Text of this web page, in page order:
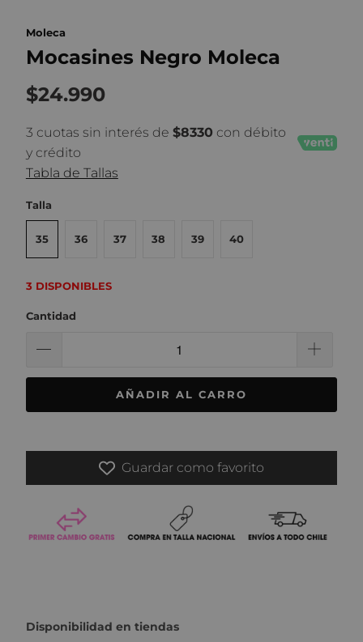
Moleca
Mocasines Negro Moleca
$24.990
3 cuotas sin interés de $8330 con débito
y crédito
Tabla de Tallas
Talla
35 36 37 38 39 40
3 DISPONIBLES
Cantidad
AÑADIR AL CARRO
Guardar como favorito
Disponibilidad en tiendas